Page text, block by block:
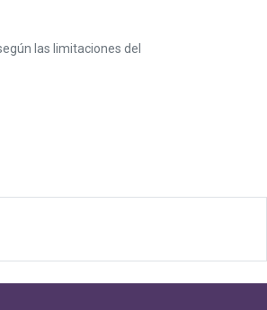
las limitaciones del